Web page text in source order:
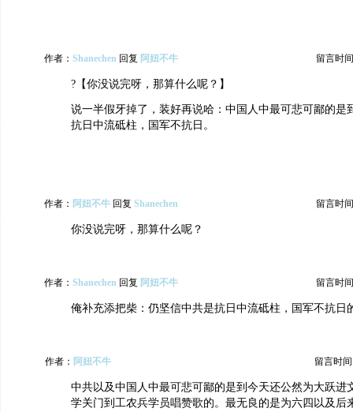
作者： Shanechen 回复 阿妞不牛 留言时
?【你没说完呀，那算什么呢？】
说一半假牙掉了，装好再说哈：中国人中最可悲可鄙的是
抗日中流砥柱，国军不抗日。
作者： 阿妞不牛 回复 Shanechen 留言时
你没说完呀，那算什么呢？
作者： Shanechen 回复 阿妞不牛 留言时
俺补充添把柴：仍坚信中共是抗日中流砥柱，国军不抗日
作者： 阿妞不牛 留言时间
中共以及中国人中最可悲可鄙的是到今天还公然为大跃进
学关门到工农兵学员唱赞歌的。最无良的是为六四以及后